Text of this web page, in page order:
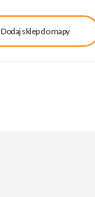
Dodaj sklep do mapy